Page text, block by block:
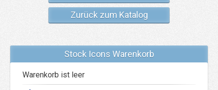
Zurück zum Katalog
Stock Icons Warenkorb
Warenkorb ist leer